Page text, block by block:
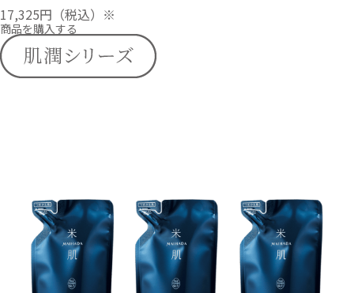
17,325円 （税込）※
商品を購入する